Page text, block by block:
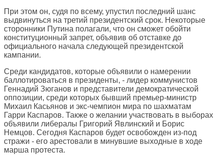
При этом он, судя по всему, упустил последний шанс
выдвинуться на третий президентский срок. Некоторые
сторонники Путина полагали, что он сможет обойти
конституционный запрет, объявив об отставке до
официального начала следующей президентской
кампании.
Среди кандидатов, которые объявили о намерении
баллотироваться в президенты, - лидер коммунистов
Геннадий Зюганов и представители демократической
оппозиции, среди которых бывший премьер-министр
Михаил Касьянов и экс-чемпион мира по шахматам
Гарри Каспаров. Также о желании участвовать в выборах
объявили либералы Григорий Явлинский и Борис
Немцов. Сегодня Каспаров будет освобожден из-под
стражи - его арестовали в минувшие выходные в ходе
марша протеста.